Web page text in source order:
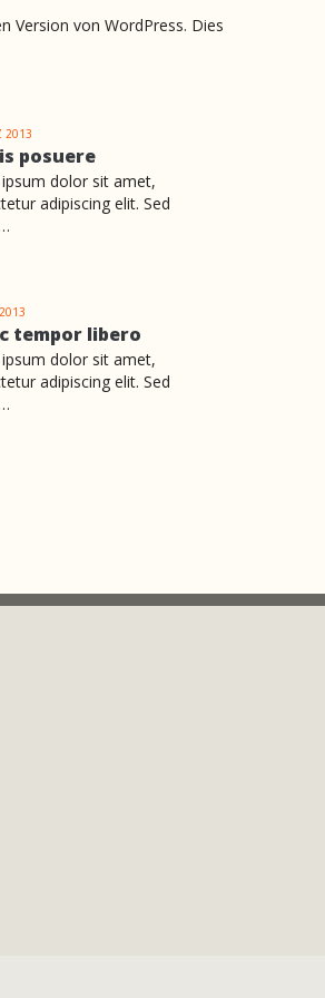
Version von WordPress. Dies
2013
posuere
dolor sit amet,
adipiscing elit. Sed
tempor libero
dolor sit amet,
adipiscing elit. Sed